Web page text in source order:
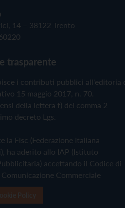
14 – 38122 Trento
trasparente
i contributi pubblici all'editoria
15 maggio 2017, n. 70.
della lettera f) del comma 2
decreto Lgs.
la Fisc (Federazione Italiana
ha aderito allo IAP (Istituto
accettando il Codice di
Commerciale